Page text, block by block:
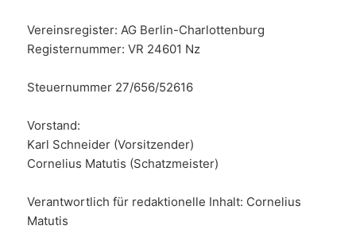
Vereinsregister: AG Berlin-Charlottenburg
Registernummer: VR 24601 Nz
Steuernummer 27/656/52616
Vorstand:
Karl Schneider (Vorsitzender)
Cornelius Matutis (Schatzmeister)
Verantwortlich für redaktionelle Inhalt: Cornelius
Matutis